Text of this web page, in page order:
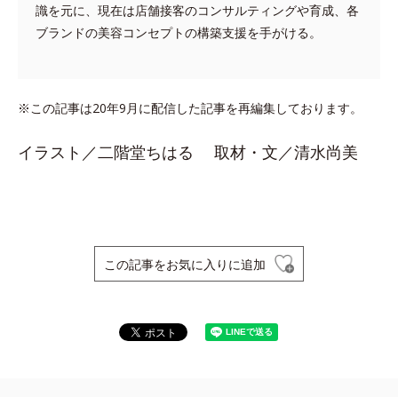
識を元に、現在は店舗接客のコンサルティングや育成、各
ブランドの美容コンセプトの構築支援を手がける。
※この記事は20年9月に配信した記事を再編集しております。
イラスト／二階堂ちはる 取材・文／清水尚美
この記事をお気に入りに追加